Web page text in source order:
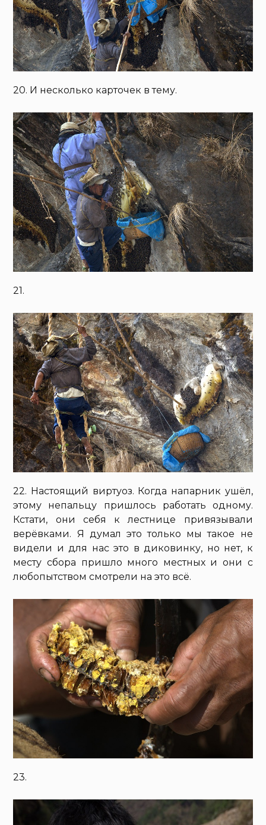
20. И несколько карточек в тему.
21.
22. Настоящий виртуоз. Когда напарник ушёл,
этому непальцу пришлось работать одному.
Кстати, они себя к лестнице привязывали
верёвками. Я думал это только мы такое не
видели и для нас это в диковинку, но нет, к
месту сбора пришло много местных и они с
любопытством смотрели на это всё.
23.